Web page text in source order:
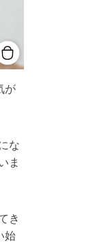
が
な
ま
き
始